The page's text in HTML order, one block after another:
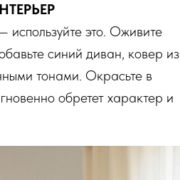
это. Оживите
синий диван, ковер из
тонами. Окрасьте в
обретет характер и